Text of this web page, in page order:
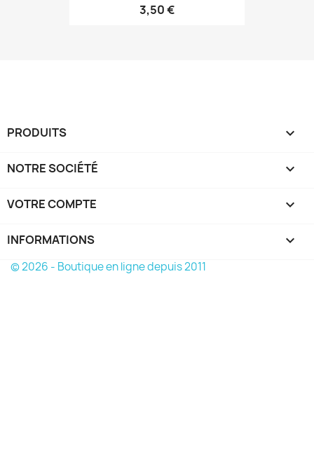
3,50 €
PRODUITS 
NOTRE SOCIÉTÉ 
VOTRE COMPTE 
INFORMATIONS keyboard_arrow_down
© 2026 - Boutique en ligne depuis 2011